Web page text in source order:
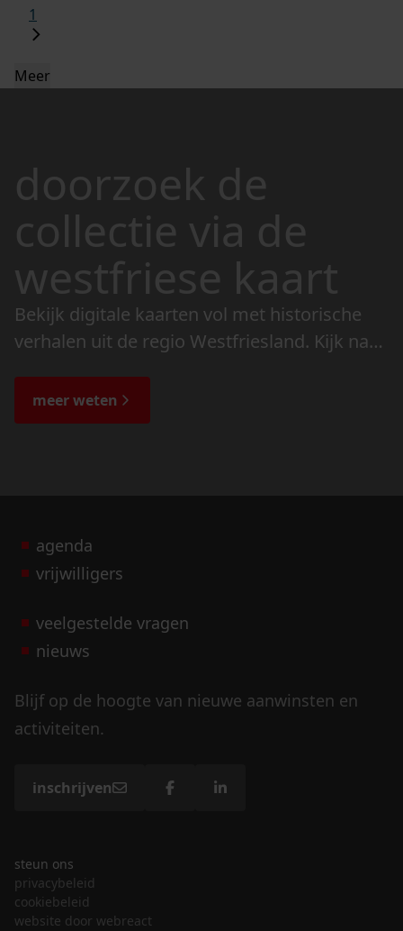
1
Meer
doorzoek de
collectie via de
westfriese kaart
Bekijk digitale kaarten vol met historische
verhalen uit de regio Westfriesland. Kijk naar
de bijzondere verhalen.
meer weten
agenda
vrijwilligers
veelgestelde vragen
nieuws
Blijf op de hoogte van nieuwe aanwinsten en
activiteiten.
inschrijven
steun ons
privacybeleid
cookiebeleid
website door webreact